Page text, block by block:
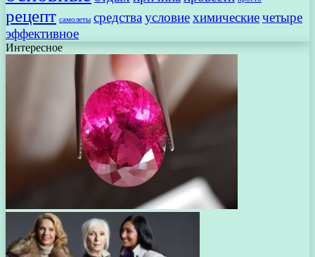
рецепт самолеты средства условиехимическиечетыре
эффективное
Интересное